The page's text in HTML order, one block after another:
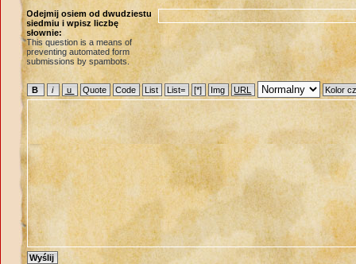
Odejmij osiem od dwudziestu
siedmiu i wpisz liczbę
słownie:
This question is a means of
preventing automated form
submissions by spambots.